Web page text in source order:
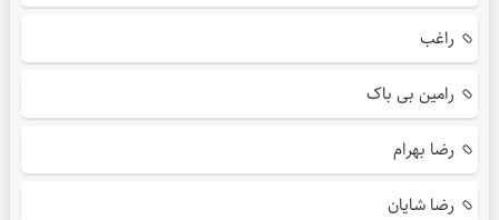
راغب
رامین بی باک
رضا بهرام
رضا شایان